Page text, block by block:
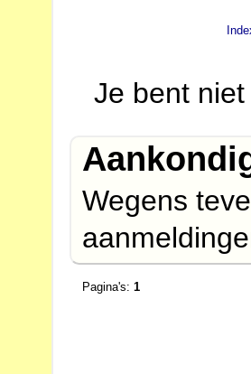
Je bent
Wegens
Pagina's:1